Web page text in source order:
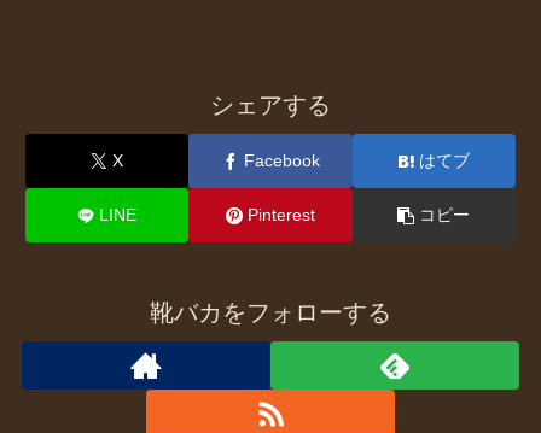
シェアする
X Facebook はてブ
LINE Pinterest コピー
靴バカをフォローする